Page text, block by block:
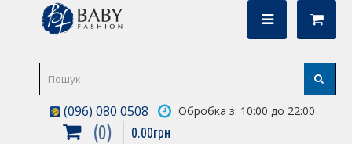
(096) 080 0508 Обробка з: 10:00 до 22:00
0 0.00грн